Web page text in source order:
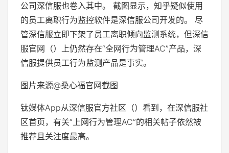
公司深信服也卷入其中。 截图显示，知乎疑似使用
的员工离职行为监控软件是深信服公司开发的。 尽
管深信服立即下架了员工离职倾向监测系统，但深信
服官网（）上仍然存在“全网行为管理AC”产品，深
信服提供员工行为监测产品是事实。
图片来源@桑心福官网截图
钛媒体App从深信服官方社区（）看到，在深信服社
区首页，有关“上网行为管理AC”的相关帖子依然被
推荐且关注度最高。